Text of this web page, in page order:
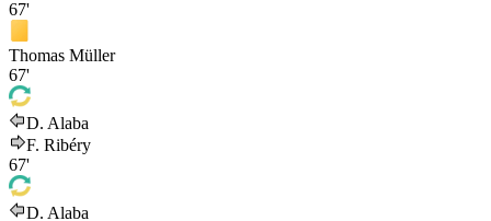
67'
Thomas Müller
67'
D. Alaba
F. Ribéry
67'
D. Alaba